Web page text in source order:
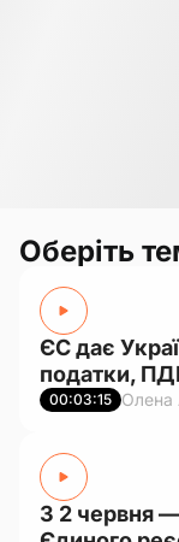
Оберіть
ЄС дає
податки,
00:03:15 Олена
З 2 червня